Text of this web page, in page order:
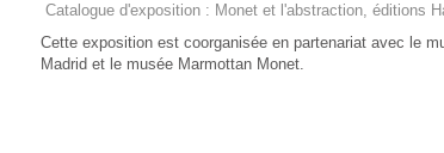
Catalogue d'exposition : Monet et l'abstraction, éditions
Cette exposition est coorganisée en partenariat avec le
Madrid et le musée Marmottan Monet.